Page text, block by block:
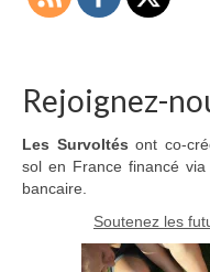
Rejoignez-
Les Survoltés ont co-
sol en France financé
bancaire.
Soutenez les